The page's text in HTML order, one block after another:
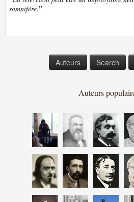
somnifère.”
Auteurs Search
Auteurs